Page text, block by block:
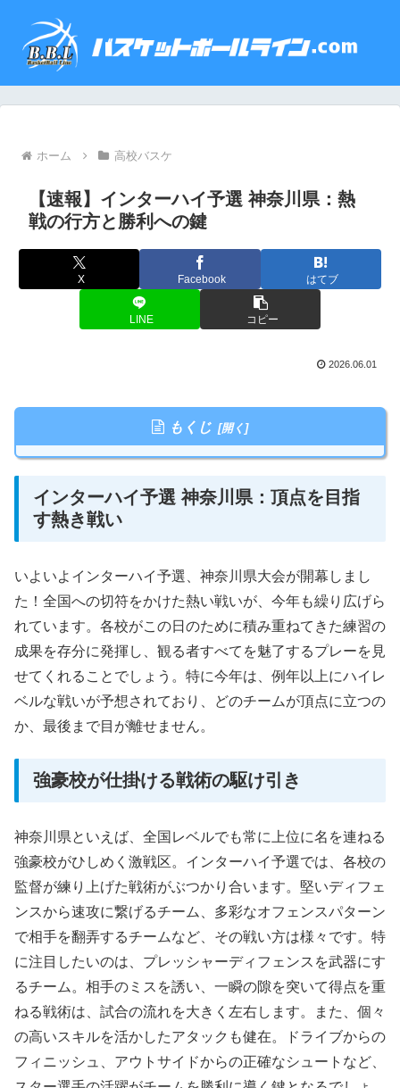
ホーム 高校バスケ
【速報】インターハイ予選 神奈川県：熱
戦の行方と勝利への鍵
X Facebook はてブ
LINE コピー
2026.06.01
もくじ
インターハイ予選 神奈川県：頂点を目指
す熱き戦い
いよいよインターハイ予選、神奈川県大会が開幕しまし
た！全国への切符をかけた熱い戦いが、今年も繰り広げら
れています。各校がこの日のために積み重ねてきた練習の
成果を存分に発揮し、観る者すべてを魅了するプレーを見
せてくれることでしょう。特に今年は、例年以上にハイレ
ベルな戦いが予想されており、どのチームが頂点に立つの
か、最後まで目が離せません。
強豪校が仕掛ける戦術の駆け引き
神奈川県といえば、全国レベルでも常に上位に名を連ねる
強豪校がひしめく激戦区。インターハイ予選では、各校の
監督が練り上げた戦術がぶつかり合います。堅いディフェ
ンスから速攻に繋げるチーム、多彩なオフェンスパターン
で相手を翻弄するチームなど、その戦い方は様々です。特
に注目したいのは、プレッシャーディフェンスを武器にす
るチーム。相手のミスを誘い、一瞬の隙を突いて得点を重
ねる戦術は、試合の流れを大きく左右します。また、個々
の高いスキルを活かしたアタックも健在。ドライブからの
フィニッシュ、アウトサイドからの正確なシュートなど、